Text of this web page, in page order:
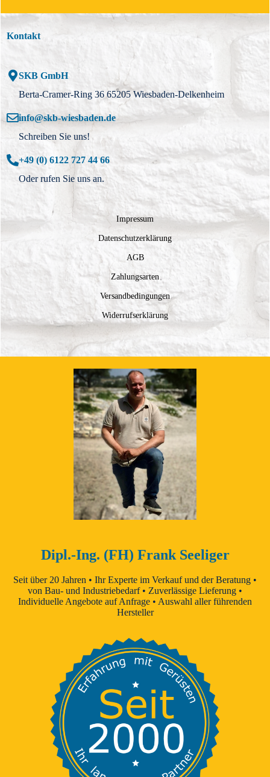
Kontakt
SKB GmbH
Berta-Cramer-Ring 36 65205 Wiesbaden-Delkenheim
info@skb-wiesbaden.de
Schreiben Sie uns!
+49 (0) 6122 727 44 66
Oder rufen Sie uns an.
Impressum
Datenschutzerklärung
AGB
Zahlungsarten
Versandbedingungen
Widerrufserklärung
Dipl.-Ing. (FH) Frank Seeliger
Seit über 20 Jahren • Ihr Experte im Verkauf und der Beratung •
von Bau- und Industriebedarf • Zuverlässige Lieferung •
Individuelle Angebote auf Anfrage • Auswahl aller führenden
Hersteller